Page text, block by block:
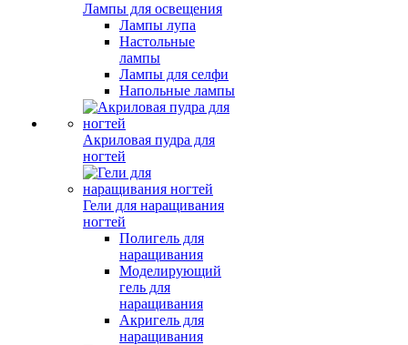
Лампы для освещения
Лампы лупа
Настольные
лампы
Лампы для селфи
Напольные лампы
Акриловая пудра для
ногтей
Гели для наращивания
ногтей
Полигель для
наращивания
Моделирующий
гель для
наращивания
Акригель для
наращивания